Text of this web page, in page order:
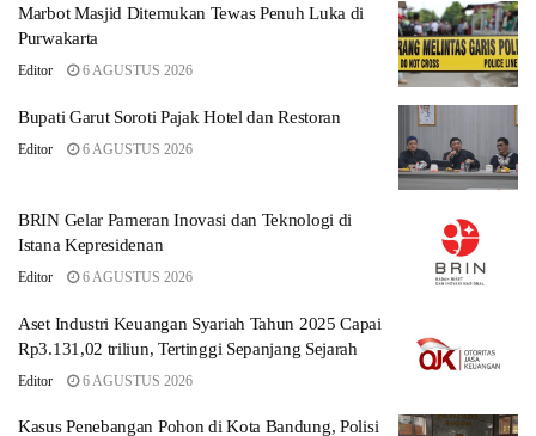
Marbot Masjid Ditemukan Tewas Penuh Luka di
Purwakarta
Editor 6 AGUSTUS 2026
Bupati Garut Soroti Pajak Hotel dan Restoran
Editor 6 AGUSTUS 2026
BRIN Gelar Pameran Inovasi dan Teknologi di
Istana Kepresidenan
Editor 6 AGUSTUS 2026
Aset Industri Keuangan Syariah Tahun 2025 Capai
Rp3.131,02 triliun, Tertinggi Sepanjang Sejarah
Editor 6 AGUSTUS 2026
Kasus Penebangan Pohon di Kota Bandung, Polisi